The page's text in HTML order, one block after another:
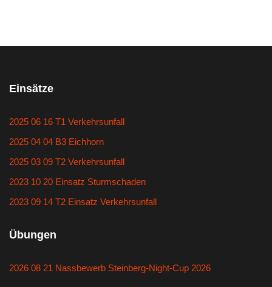
Einsätze
2025 06 16 T1 Verkehrsunfall
2025 04 04 B3 Eichhorn
2025 03 09 T2 Verkehrsunfall
2023 10 20 Einsatz Sturmschaden
2023 09 14 T2 Einsatz Verkehrsunfall
Übungen
2026 08 21 Nassbewerb Steinberg-Night-Cup 2026